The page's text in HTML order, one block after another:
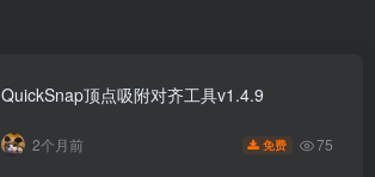
QuickSnap顶点吸附对齐工具v1.4.9
2个月前 免费 75